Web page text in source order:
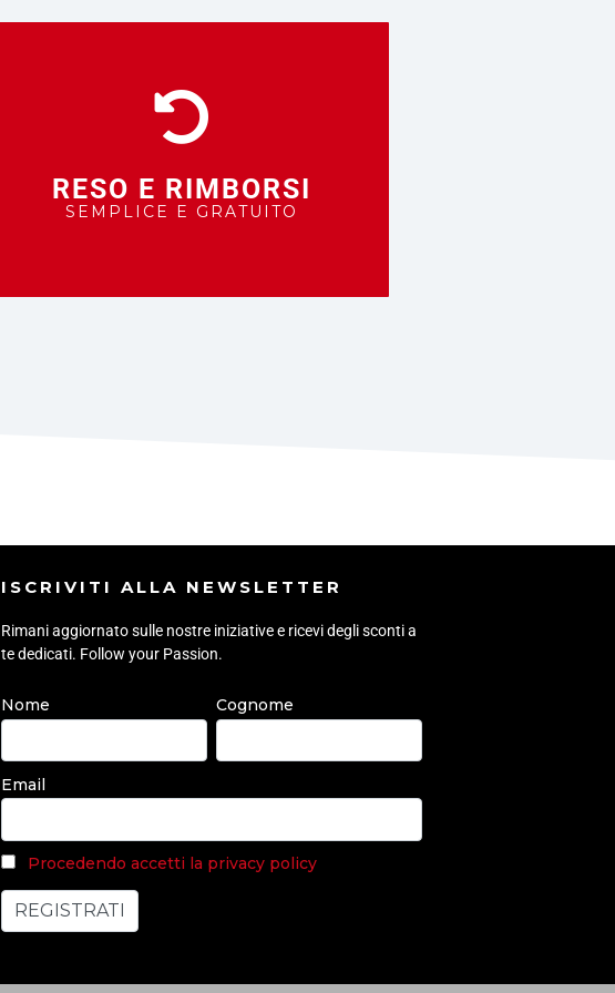
RESO E RIMBORSI
SEMPLICE E GRATUITO
ISCRIVITI ALLA NEWSLETTER
Rimani aggiornato sulle nostre iniziative e ricevi degli sconti a
te dedicati. Follow your Passion.
Nome Cognome
Email
Procedendo accetti la privacy policy